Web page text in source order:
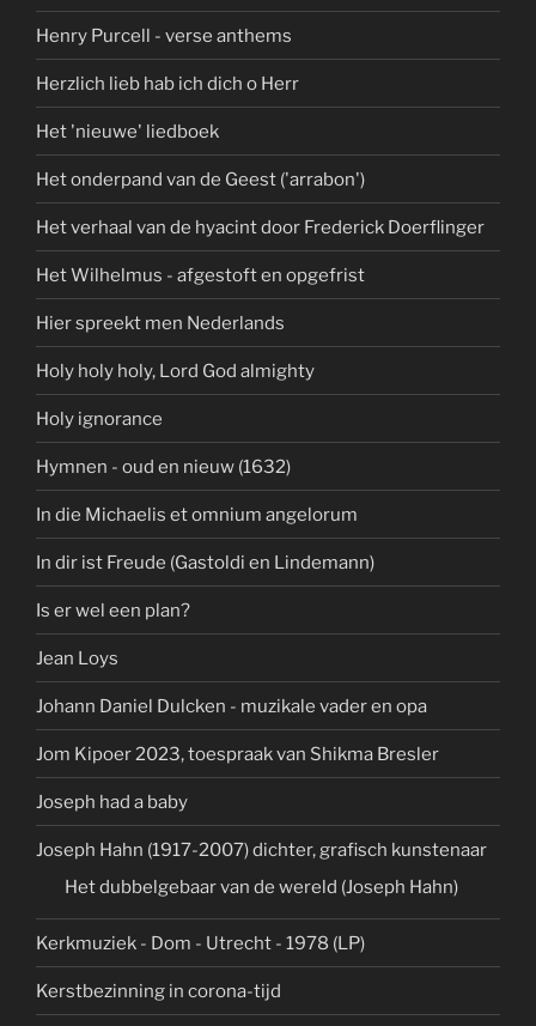
Henry Purcell - verse anthems
Herzlich lieb hab ich dich o Herr
Het 'nieuwe' liedboek
Het onderpand van de Geest ('arrabon')
Het verhaal van de hyacint door Frederick Doerflinger
Het Wilhelmus - afgestoft en opgefrist
Hier spreekt men Nederlands
Holy holy holy, Lord God almighty
Holy ignorance
Hymnen - oud en nieuw (1632)
In die Michaelis et omnium angelorum
In dir ist Freude (Gastoldi en Lindemann)
Is er wel een plan?
Jean Loys
Johann Daniel Dulcken - muzikale vader en opa
Jom Kipoer 2023, toespraak van Shikma Bresler
Joseph had a baby
Joseph Hahn (1917-2007) dichter, grafisch kunstenaar
Het dubbelgebaar van de wereld (Joseph Hahn)
Kerkmuziek - Dom - Utrecht - 1978 (LP)
Kerstbezinning in corona-tijd